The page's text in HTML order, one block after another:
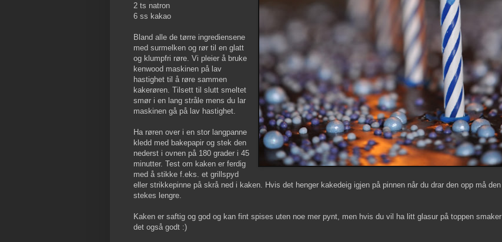
2 ts natron
6 ss kakao
Bland alle de tørre ingrediensene
med surmelken og rør til en glatt
og klumpfri røre. Vi pleier å bruke
kenwood maskinen på lav
hastighet til å røre sammen
kakerøren. Tilsett til slutt smeltet
smør i en lang stråle mens du lar
maskinen gå på lav hastighet.
Ha røren over i en stor langpanne
kledd med bakepapir og stek den
nederst i ovnen på 180 grader i 45
minutter. Test om kaken er ferdig
med å stikke f.eks. et grillspyd
eller strikkepinne på skrå ned i kaken. Hvis det henger kakedeig igjen på pinnen når du drar den opp må den
stekes lengre.
Kaken er saftig og god og kan fint spises uten noe mer pynt, men hvis du vil ha litt glasur på toppen smaker
det også godt :)